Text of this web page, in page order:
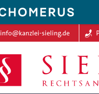
info@kanzlei-sieling.de